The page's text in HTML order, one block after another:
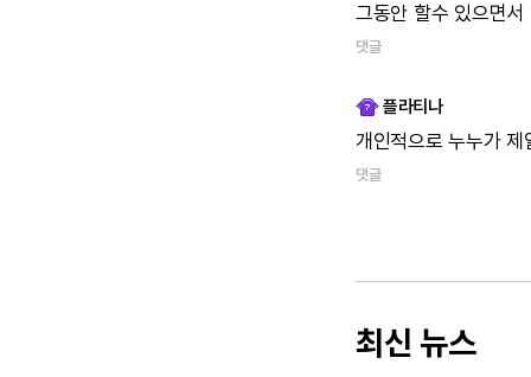
그동안 할수 있으면
댓글
플라티나
개인적으로 누누가
댓글
최신 뉴스